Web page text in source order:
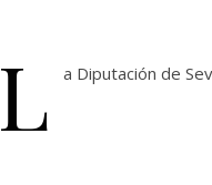
L a Diputación de